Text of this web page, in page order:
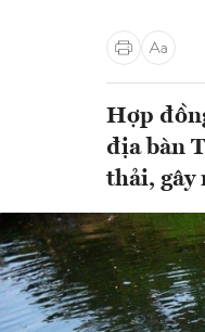
Hợp
địa bàn
thải, gây